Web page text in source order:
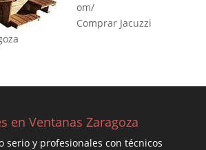
om/
Comprar Jacuzzi
en Ventanas Zaragoza
serio y profesionales con técnicos